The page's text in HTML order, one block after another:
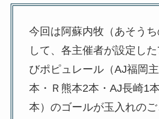
今回は阿蘇内牧（あそう
して、各主催者が設定し
びポピュレール（AJ福岡
本・Ｒ熊本2本・AJ長崎1
本）のゴールが玉入れの